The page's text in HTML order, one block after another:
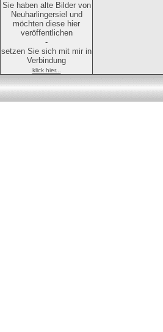
Sie haben alte Bilder von
Neuharlingersiel und
möchten diese hier
veröffentlichen
-
setzen Sie sich mit mir in
Verbindung
klick hier...